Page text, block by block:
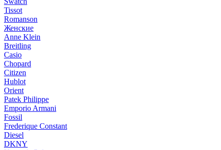
Tissot
Romanson
Женские
Anne Klein
Breitling
Casio
Chopard
Citizen
Hublot
Orient
Patek Philippe
Emporio Armani
Fossil
Frederique Constant
Diesel
DKNY